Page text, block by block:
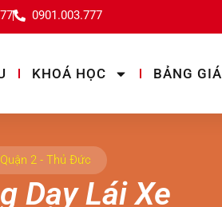
0901.003.777
KHOÁ HỌC BẢNG GIÁ
2 - Thủ Đức
Dạy Lái Xe